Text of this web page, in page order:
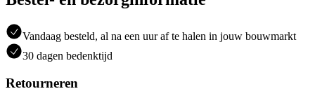
Vandaag besteld, al na een uur af te halen in jouw bouwmarkt
30 dagen bedenktijd
Retourneren